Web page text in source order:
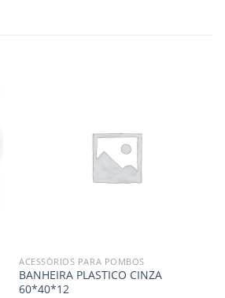
ACESSÓRIOS PARA POMBOS
BANHEIRA PLASTICO CINZA
60*40*12